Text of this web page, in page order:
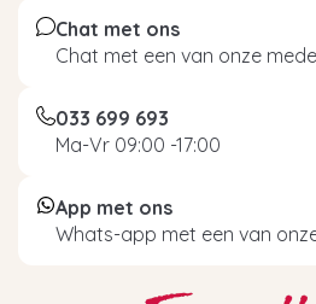
Chat met ons
Chat met een van onze
033 699 693
Ma-Vr 09:00 -17:00
App met ons
Whats-app met een van